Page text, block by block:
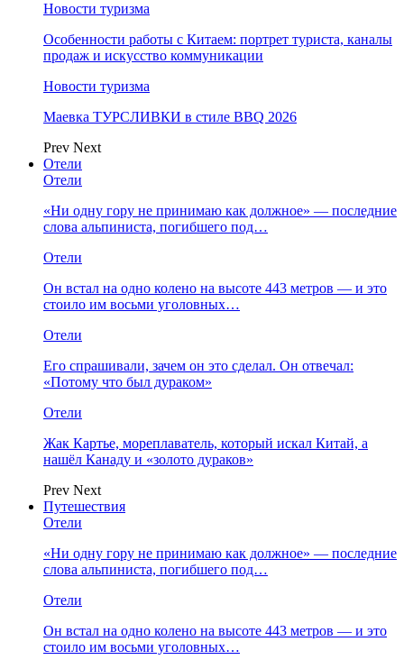
Новости туризма
Особенности работы с Китаем: портрет туриста, каналы
продаж и искусство коммуникации
Новости туризма
Маевка ТУРСЛИВКИ в стиле BBQ 2026
Prev Next
Отели
Отели
«Ни одну гору не принимаю как должное» — последние
слова альпиниста, погибшего под…
Отели
Он встал на одно колено на высоте 443 метров — и это
стоило им восьми уголовных…
Отели
Его спрашивали, зачем он это сделал. Он отвечал:
«Потому что был дураком»
Отели
Жак Картье, мореплаватель, который искал Китай, а
нашёл Канаду и «золото дураков»
Prev Next
Путешествия
Отели
«Ни одну гору не принимаю как должное» — последние
слова альпиниста, погибшего под…
Отели
Он встал на одно колено на высоте 443 метров — и это
стоило им восьми уголовных…